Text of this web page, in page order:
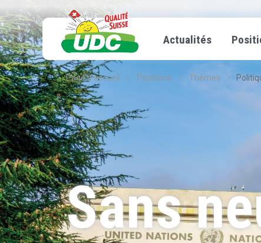
Actualités
Page d’accueil Positions Thèmes
Sans